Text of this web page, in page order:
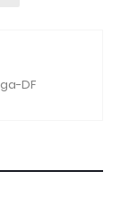
DF